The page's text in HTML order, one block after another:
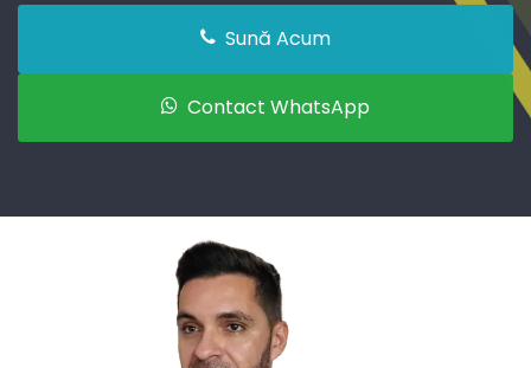
Sună Acum
Contact WhatsApp